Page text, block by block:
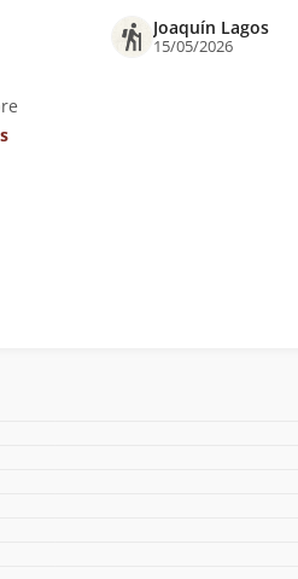
Joaquín Lagos
15/05/2026